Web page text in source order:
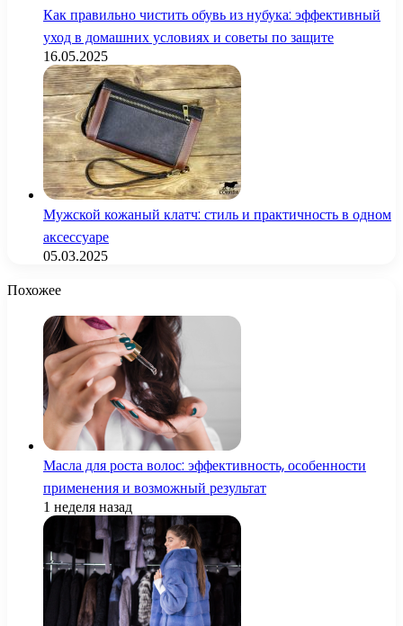
Как правильно чистить обувь из нубука: эффективный
уход в домашних условиях и советы по защите
16.05.2025
Мужской кожаный клатч: стиль и практичность в одном
аксессуаре
05.03.2025
Похожее
Масла для роста волос: эффективность, особенности
применения и возможный результат
1 неделя назад